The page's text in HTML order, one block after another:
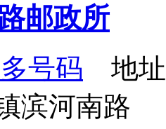
邮政所
号码 地址
滨河南路